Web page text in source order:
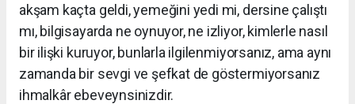
akşam kaçta geldi, yemeğini yedi mi, dersine çalıştı
mı, bilgisayarda ne oynuyor, ne izliyor, kimlerle nasıl
bir ilişki kuruyor, bunlarla ilgilenmiyorsanız, ama aynı
zamanda bir sevgi ve şefkat de göstermiyorsanız
ihmalkâr ebeveynsinizdir.